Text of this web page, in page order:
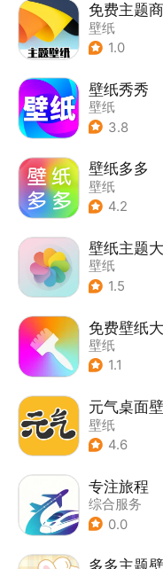
免费主题
壁纸
1.0
壁纸秀秀
壁纸
3.8
壁纸多多
壁纸
4.2
壁纸主题
壁纸
1.5
免费壁纸
壁纸
1.1
元气桌面
壁纸
4.6
专注旅程
综合服务
0.0